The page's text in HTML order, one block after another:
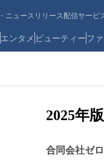
ニュースリリース配信サービ
エンタメ ビューティーフ
2025年
合同会社ゼ